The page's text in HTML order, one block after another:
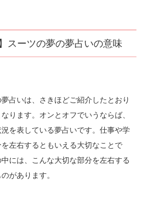
スーツの夢の夢占いの意味
占いは、さきほどご紹介したとおり
ります。オンとオフでいうならば、
を表している夢占いです。仕事や学
左右するともいえる大切なことで
には、こんな大切な部分を左右する
があります。